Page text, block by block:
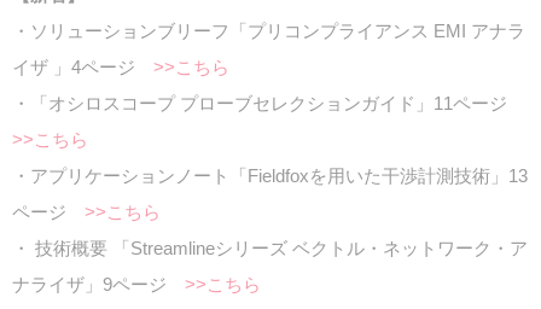
・ソリューションブリーフ「プリコンプライアンス EMI アナラ
イザ 」4ページ >>こちら
・「オシロスコープ プローブセレクションガイド」11ページ
>>こちら
・アプリケーションノート「Fieldfoxを用いた干渉計測技術」13
ページ >>こちら
・ 技術概要 「Streamlineシリーズ ベクトル・ネットワーク・ア
ナライザ」9ページ >>こちら